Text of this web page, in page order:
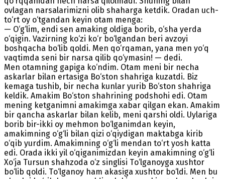
ovlagan narsalarimizni olib shaharga ketdik. Oradan uch-
to‘rt oy o‘tgandan keyin otam menga:
— O‘g‘lim, endi sen amaking oldiga borib, o‘sha yerda
o‘qigin. Vazirning ko‘zi ko‘r bo‘lgandan beri avzoyi
boshqacha bo‘lib qoldi. Men qo‘rqaman, yana men yo‘q
vaqtimda seni bir narsa qilib qo‘ymasin! — dedi.
Men otamning gapiga ko‘ndim. Otam meni bir necha
askarlar bilan ertasiga Bo‘ston shahriga kuzatdi. Biz
kemaga tushib, bir necha kunlar yurib Bo‘ston shahriga
keldik. Amakim Bo‘ston shahrining podshohi edi. Otam
mening ketganimni amakimga xabar qilgan ekan. Amakim
bir qancha askarlar bilan kelib, meni qarshi oldi. Uylariga
borib bir-ikki oy mehmon bo‘lganimdan keyin,
amakimning o‘g‘li bilan qizi o‘qiydigan maktabga kirib
o‘qib yurdim. Amakimning o‘g‘li mendan to‘rt yosh katta
edi. Orada ikki yil o‘qiganimizdan keyin amakimning o‘g‘li
Xo‘ja Тursun shahzoda o‘z singlisi Тo‘lganoyga xushtor
bo‘lib qoldi. Тo‘lganoy ham akasiga xushtor bo‘ldi. Men bu